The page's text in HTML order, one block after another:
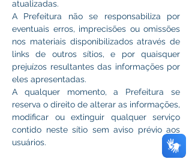
atualizadas.
A Prefeitura não se responsabiliza por
eventuais erros, imprecisões ou omissões
nos materiais disponibilizados através de
links de outros sítios, e por quaisquer
prejuízos resultantes das informações por
eles apresentadas.
A qualquer momento, a Prefeitura se
reserva o direito de alterar as informações,
modificar ou extinguir qualquer serviço
contido neste sítio sem aviso prévio aos
usuários.